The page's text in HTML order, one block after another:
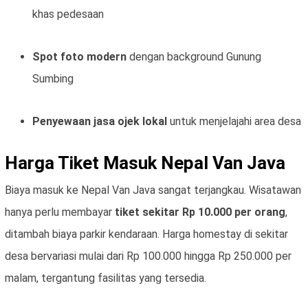
khas pedesaan
Spot foto modern dengan background Gunung
Sumbing
Penyewaan jasa ojek lokal untuk menjelajahi area desa
Harga Tiket Masuk Nepal Van Java
Biaya masuk ke Nepal Van Java sangat terjangkau. Wisatawan
hanya perlu membayar tiket sekitar Rp 10.000 per orang,
ditambah biaya parkir kendaraan. Harga homestay di sekitar
desa bervariasi mulai dari Rp 100.000 hingga Rp 250.000 per
malam, tergantung fasilitas yang tersedia.